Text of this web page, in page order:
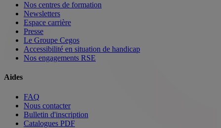
Nos centres de formation
Newsletters
Espace carrière
Presse
Le Groupe Cegos
Accessibilité en situation de handicap
Nos engagements RSE
Aides
FAQ
Nous contacter
Bulletin d'inscription
Catalogues PDF